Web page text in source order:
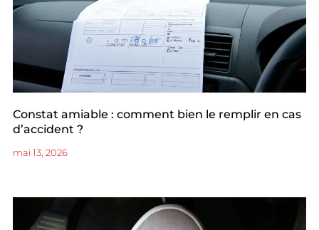
mai 13, 2026
Constat amiable : comment bien le remplir en cas
d’accident ?